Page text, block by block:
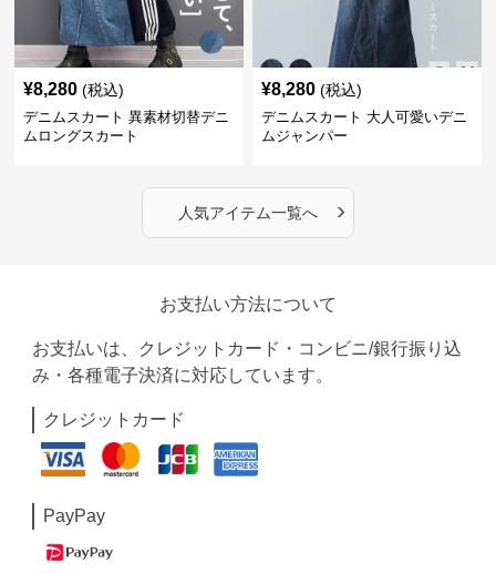
¥8,280 (税込)
デニムスカート 異素材切替デニ
ムロングスカート
¥8,280 (税込)
デニムスカート 大人可愛いデニ
ムジャンパー
人気アイテム一覧へ ›
お支払い方法について
お支払いは、クレジットカード・コンビニ/銀行振り込
み・各種電子決済に対応しています。
クレジットカード
PayPay